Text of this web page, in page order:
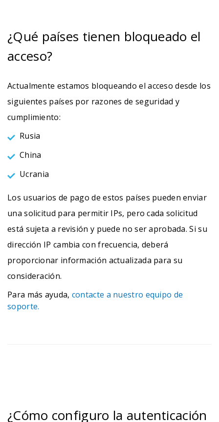
¿Qué países tienen bloqueado el
acceso?
Actualmente estamos bloqueando el acceso desde los
siguientes países por razones de seguridad y
cumplimiento:
Rusia
China
Ucrania
Los usuarios de pago de estos países pueden enviar
una solicitud para permitir IPs, pero cada solicitud
está sujeta a revisión y puede no ser aprobada. Si su
dirección IP cambia con frecuencia, deberá
proporcionar información actualizada para su
consideración.
Para más ayuda, contacte a nuestro equipo de
soporte.
¿Cómo configuro la autenticación